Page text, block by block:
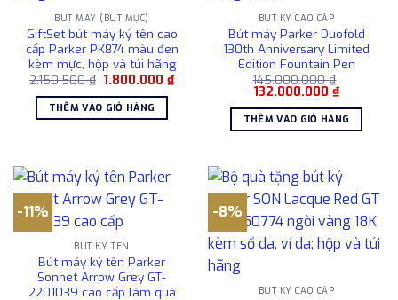
BÚT MÁY (BÚT MỰC)
GiftSet bút máy ký tên cao
cấp Parker PK874 màu đen
kèm mực, hộp và túi hãng
2.150.500₫ Giá
là:
2.150.500 ₫.
1.800.000₫Giá
hiện
THÊM VÀO GIỎ HÀNG
BÚT KÝ CAO CẤP
Bút máy Parker Duofold
130th Anniversary Limited
Edition Fountain Pen
145.000.000₫
Giá
là:
145.000.000 ₫.
132.000.000 ₫Giá
hiện
tại
là:
THÊM VÀO GIỎ HÀNG
-11%
BÚT KÝ TÊN
Bút máy ký tên Parker
Sonnet Arrow Grey GT-
2201039 cao cấp làm quà
-8%
BÚT KÝ CAO CẤP